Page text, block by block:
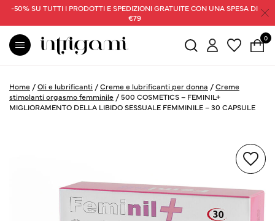
-50% SU TUTTI I PRODOTTI E SPEDIZIONI GRATUITE CON UNA SPESA DI
€79
0
Home /Oli e lubrificanti /Creme e lubrificanti per donna /Creme
stimolanti orgasmo femminile /500 COSMETICS – FEMINIL+
MIGLIORAMENTO DELLA LIBIDO SESSUALE FEMMINILE – 30 CAPSULE